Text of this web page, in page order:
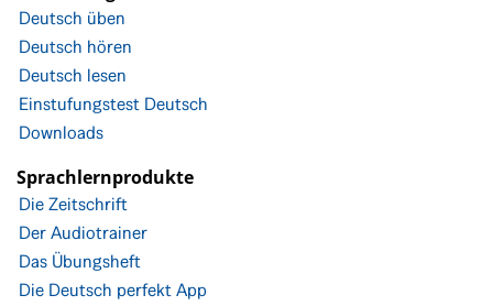
Deutsch üben
Deutsch hören
Deutsch lesen
Einstufungstest Deutsch
Downloads
Sprachlernprodukte
Die Zeitschrift
Der Audiotrainer
Das Übungsheft
Die Deutsch perfekt App